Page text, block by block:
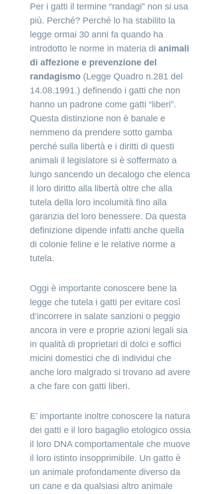
Per i gatti il termine “randagi” non si usa
più. Perché? Perché lo ha stabilito la
legge ormai 30 anni fa quando ha
introdotto le norme in materia di animali
di affezione e prevenzione del
randagismo (Legge Quadro n.281 del
14.08.1991.) definendo i gatti che non
hanno un padrone come gatti “liberi”.
Questa distinzione non è banale e
nemmeno da prendere sotto gamba
perché sulla libertà e i diritti di questi
animali il legislatore si è soffermato a
lungo sancendo un decalogo che elenca
il loro diritto alla libertà oltre che alla
tutela della loro incolumità fino alla
garanzia del loro benessere. Da questa
definizione dipende infatti anche quella
di colonie feline e le relative norme a
tutela.
Oggi è importante conoscere bene la
legge che tutela i gatti per evitare così
d’incorrere in salate sanzioni o peggio
ancora in vere e proprie azioni legali sia
in qualità di proprietari di dolci e soffici
micini domestici che di individui che
anche loro malgrado si trovano ad avere
a che fare con gatti liberi.
E’ importante inoltre conoscere la natura
dei gatti e il loro bagaglio etologico ossia
il loro DNA comportamentale che muove
il loro istinto insopprimibile. Un gatto è
un animale profondamente diverso da
un cane e da qualsiasi altro animale